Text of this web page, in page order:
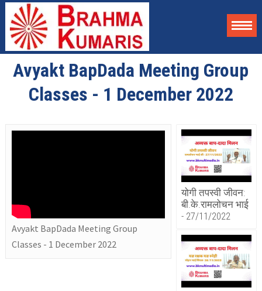
Avyakt BapDada Meeting Group
Classes - 1 December 2022
Avyakt BapDada Meeting Group
Classes - 1 December 2022
योगी तपस्वी जीवन:
बी.के.रामलोचन भाई
- 27/11/2022